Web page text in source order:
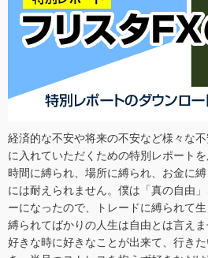
経済的な不安や将来の不安など様々な
に入れていただくための特別レポートを
時間に縛られ、場所に縛られ、お金に
には耐えられません。僕は「真の自由
ーになったので、トレードに縛られて生
縛られてばかりの人生は自由とは言えま
好きな時に好きなことが出来て、行き